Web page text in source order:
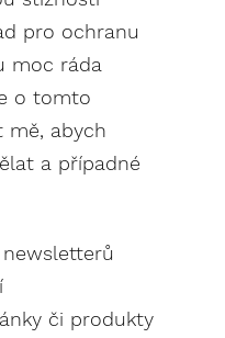
pro ochranu
moc ráda
o tomto
mě, abych
a případné
či produkty